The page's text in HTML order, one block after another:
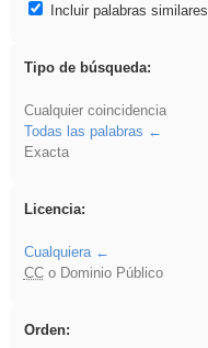
Incluir palabras similares
Tipo de búsqueda:
Cualquier coincidencia
Todas las palabras
Exacta
Licencia:
Cualquiera
CCo Dominio Público
Orden: